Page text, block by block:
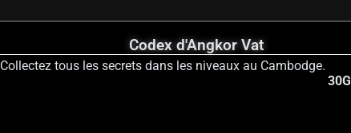
Codex d'Angkor Vat
Collectez tous les secrets dans les niveaux au Cambodge.
30G